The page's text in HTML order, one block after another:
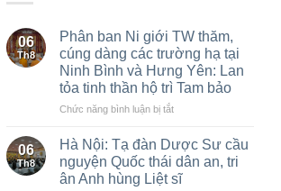
06
Th8
Phân ban Ni giới TW thăm,
cúng dàng các trường hạ tại
Ninh Bình và Hưng Yên: Lan
tỏa tinh thần hộ trì Tam bảo
Chức năng bình luận bị tắtở
Ni
giới
TW
06
Th8
Hà Nội: Tạ đàn Dược Sư cầu
nguyện Quốc thái dân an, tri
ân Anh hùng Liệt sĩ